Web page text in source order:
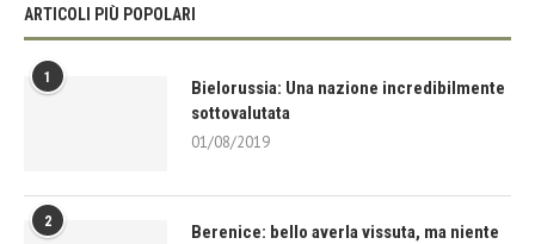
ARTICOLI PIÙ POPOLARI
1
Bielorussia: Una nazione incredibilmente
sottovalutata
01/08/2019
2
Berenice: bello averla vissuta, ma niente